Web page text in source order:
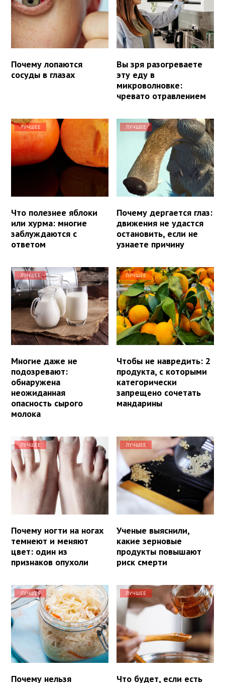
Почему лопаются
сосуды в глазах
Вы зря разогреваете
эту еду в
микроволновке:
чревато отравлением
ЛУЧШЕЕ
Что полезнее яблоки
или хурма: многие
заблуждаются с
ответом
ЛУЧШЕЕ
Почему дергается глаз:
движения не удастся
остановить, если не
узнаете причину
ЛУЧШЕЕ
Многие даже не
подозревают:
обнаружена
неожиданная
опасность сырого
молока
ЛУЧШЕЕ
Чтобы не навредить: 2
продукта, с которыми
категорически
запрещено сочетать
мандарины
ЛУЧШЕЕ
Почему ногти на ногах
темнеют и меняют
цвет: один из
признаков опухоли
ЛУЧШЕЕ
Ученые выяснили,
какие зерновые
продукты повышают
риск смерти
ЛУЧШЕЕ
Почему нельзя
ЛУЧШЕЕ
Что будет, если есть